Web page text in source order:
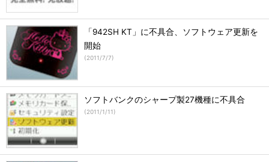
「942SH KT」に不具合、ソフトウェア更新を
開始
(2011/7/7)
ソフトバンクのシャープ製27機種に不具合
(2011/1/11)